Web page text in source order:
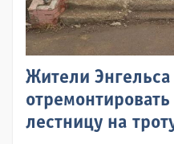
Жители Энгельса
лестницу на